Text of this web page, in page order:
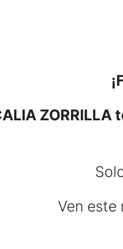
Ven este